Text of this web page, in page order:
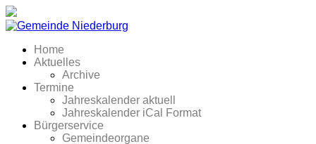
Home
Aktuelles
Archive
Termine
Jahreskalender aktuell
Jahreskalender iCal Format
Bürgerservice
Gemeindeorgane